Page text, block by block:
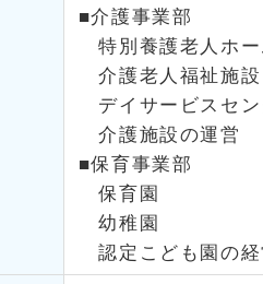
■介護事業部
特別養護老人ホー
介護老人福祉施設
デイサービスセ
介護施設の運営
■保育事業部
保育園
幼稚園
認定こども園の経